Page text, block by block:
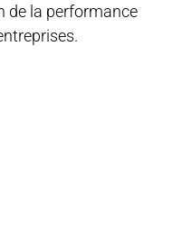
de la performance